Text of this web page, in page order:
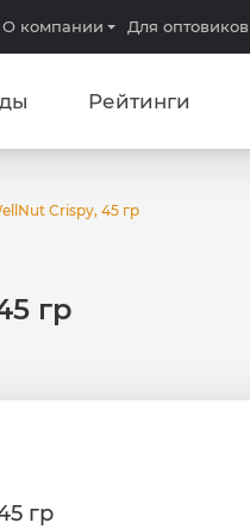
О компании Для оптовиков
Рейтинги
Crispy, 45 гр
гр
гр